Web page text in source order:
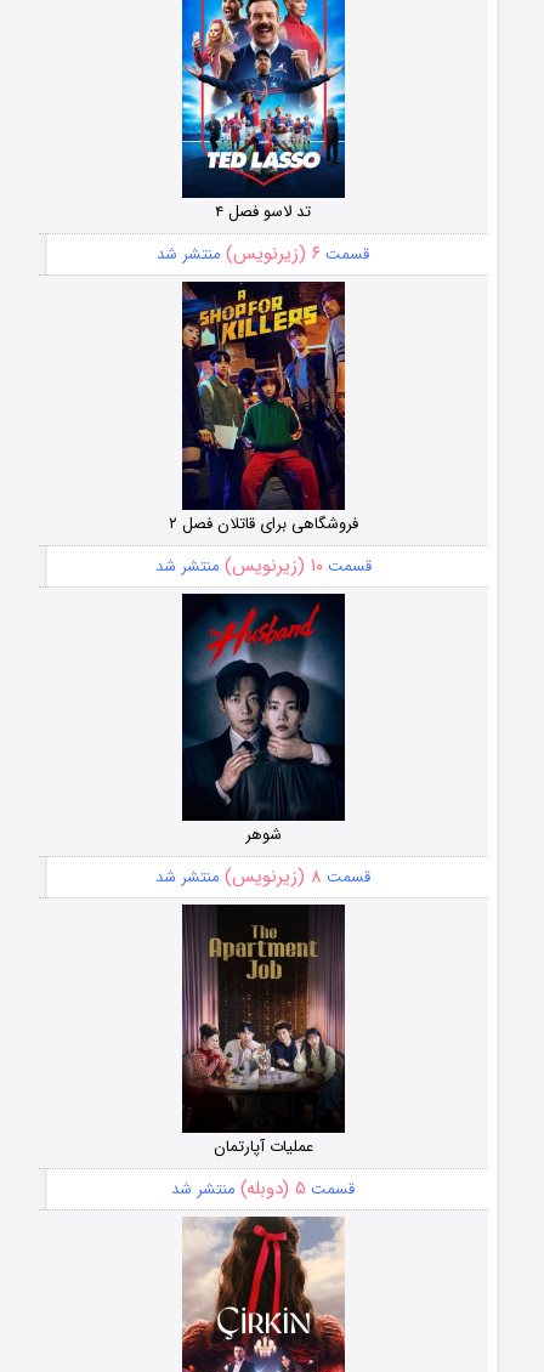
تد لاسو فصل ۴
قسمت ۶ (زیرنویس) منتشر شد
فروشگاهی برای قاتلان فصل ۲
قسمت۱۰ (زیرنویس) منتشر شد
شوهر
قسمت ۸ (زیرنویس) منتشر شد
عملیات آپارتمان
قسمت ۵ (دوبله) منتشر شد